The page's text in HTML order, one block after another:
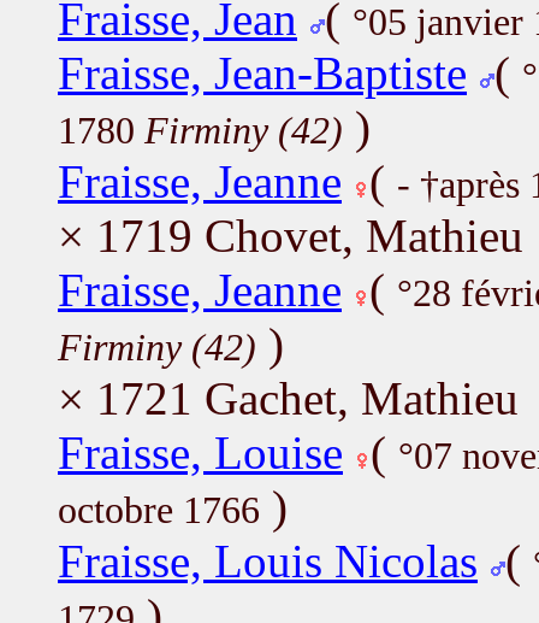
Fraisse, Jean
( °05
Fraisse, Jean-Baptiste (
1780 Firminy (42) )
Fraisse, Jeanne ( - †après
× 1719 Chovet, Mathieu
Fraisse, Jeanne ( °28
Firminy (42) )
× 1721 Gachet, Mathieu
Fraisse, Louise ( °07
octobre 1766 )
Fraisse, Louis Nicolas (